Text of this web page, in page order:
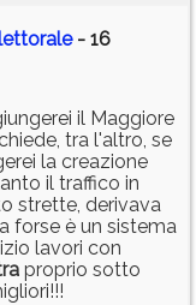
- 16
il Maggiore
tra l'altro, se
la creazione
il traffico in
strette, derivava
forse è un sistema
lavori con
proprio sotto